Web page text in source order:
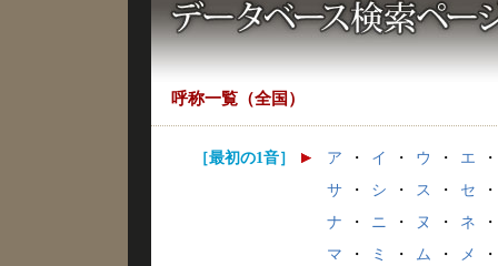
呼称一覧（全国）
［最初の1音］ ア ・ イ ・ ウ ・ エ
・
サ
・ シ ・ ス ・ セ
・
ナ
・ ニ ・ ヌ ・ ネ
・
マ
・ ミ ・ ム ・ メ
・